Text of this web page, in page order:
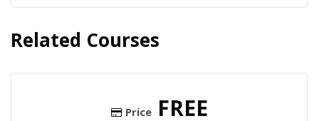
Skip [Cocoon] Related courses
Related Courses
Price FREE